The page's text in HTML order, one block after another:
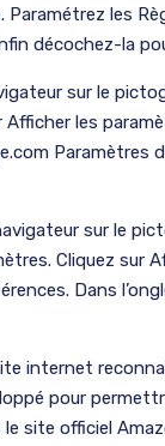
Paramétrez les
décochez-la
sur le
les
Paramètres
sur le
Cliquez sur
Dans
internet
pour
site officiel